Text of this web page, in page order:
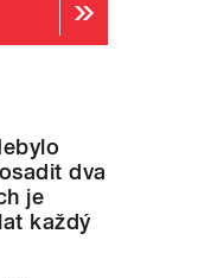
dva
je
každý